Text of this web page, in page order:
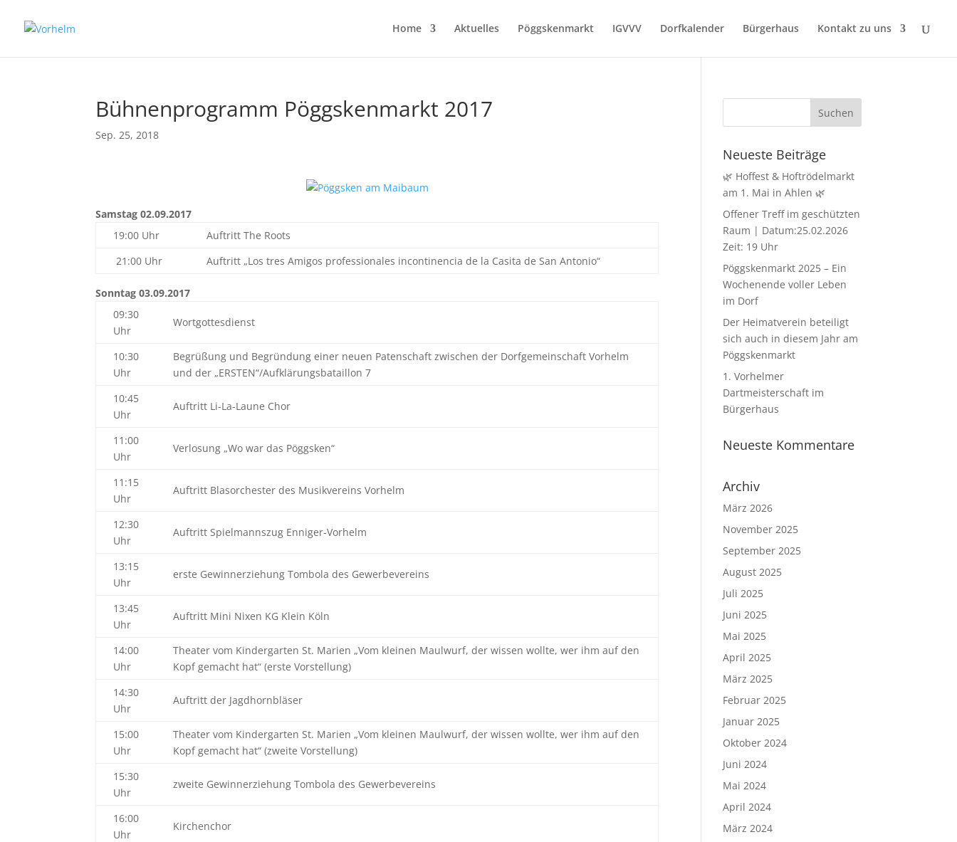
Home Aktuelles Pöggskenmarkt IGVVV Dorfkalender Bürgerhaus Kontakt zu uns
Bühnenprogramm Pöggskenmarkt 2017
Sep. 25, 2018
Samstag 02.09.2017
19:00 Uhr
Auftritt The Roots
21:00 Uhr
Auftritt „Los tres Amigos professionales incontinencia de la Casita de San Antonio“
Sonntag 03.09.2017
09:30
Uhr
Wortgottesdienst
10:30
Uhr
Begrüßung und Begründung einer neuen Patenschaft zwischen der Dorfgemeinschaft Vorhelm
und der „ERSTEN“/Aufklärungsbataillon 7
10:45
Uhr
Auftritt Li-La-Laune Chor
11:00
Uhr
Verlosung „Wo war das Pöggsken“
11:15
Uhr
Auftritt Blasorchester des Musikvereins Vorhelm
12:30
Uhr
Auftritt Spielmannszug Enniger-Vorhelm
13:15
Uhr
erste Gewinnerziehung Tombola des Gewerbevereins
13:45
Uhr
Auftritt Mini Nixen KG Klein Köln
14:00
Uhr
Theater vom Kindergarten St. Marien „Vom kleinen Maulwurf, der wissen wollte, wer ihm auf den
Kopf gemacht hat“ (erste Vorstellung)
14:30
Uhr
Auftritt der Jagdhornbläser
15:00
Uhr
Theater vom Kindergarten St. Marien „Vom kleinen Maulwurf, der wissen wollte, wer ihm auf den
Kopf gemacht hat“ (zweite Vorstellung)
15:30
Uhr
zweite Gewinnerziehung Tombola des Gewerbevereins
16:00
Uhr
Kirchenchor
Neueste Beiträge
🌿 Hoffest & Hoftrödelmarkt
am 1. Mai in Ahlen 🌿
Offener Treff im geschützten
Raum | Datum:25.02.2026
Zeit: 19 Uhr
Pöggskenmarkt 2025 – Ein
Wochenende voller Leben
im Dorf
Der Heimatverein beteiligt
sich auch in diesem Jahr am
Pöggskenmarkt
1. Vorhelmer
Dartmeisterschaft im
Bürgerhaus
Neueste Kommentare
Archiv
März 2026
November 2025
September 2025
August 2025
Juli 2025
Juni 2025
Mai 2025
April 2025
März 2025
Februar 2025
Januar 2025
Oktober 2024
Juni 2024
Mai 2024
April 2024
März 2024